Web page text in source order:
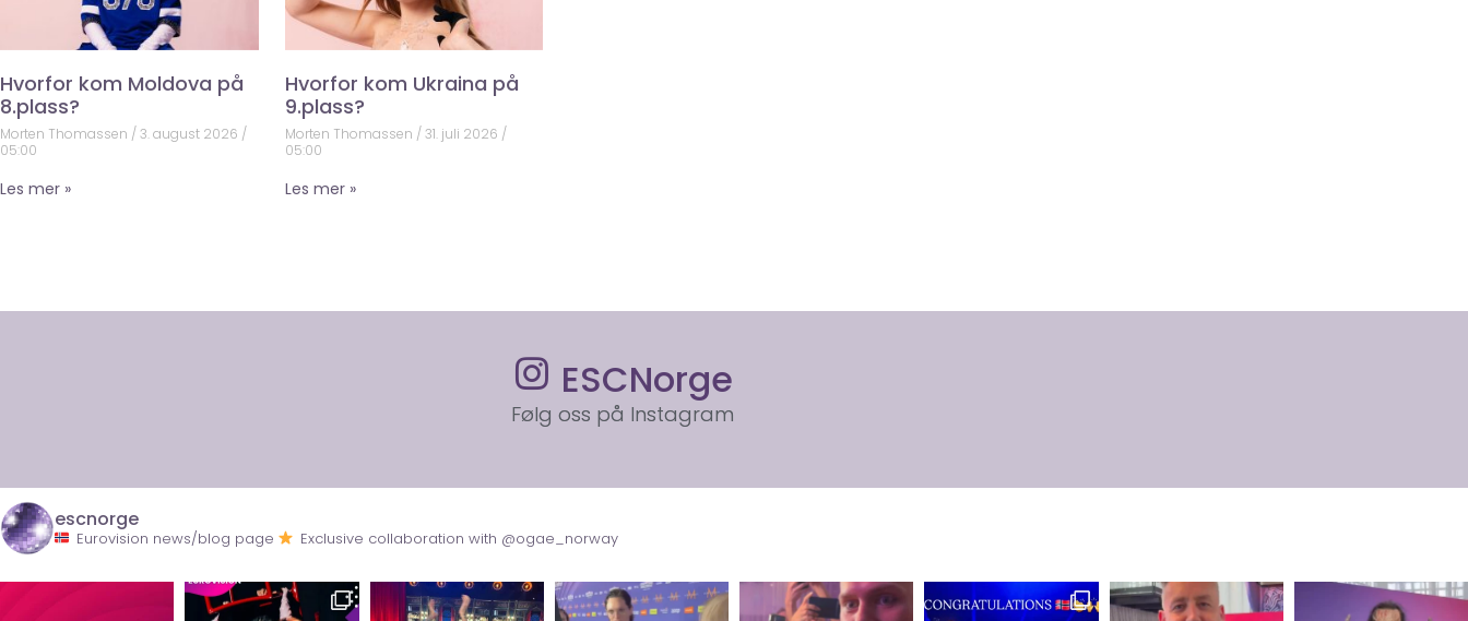
Hvorfor kom Moldova på
8.plass?
Morten Thomassen
3. august 2026
05:00
Les mer »
Hvorfor kom Ukraina på
9.plass?
Morten Thomassen 31. juli 2026
05:00
Les mer »
ESCNorge
Følg oss på Instagram
escnorge
Eurovision news/blog page Exclusive collaboration with @ogae_norway